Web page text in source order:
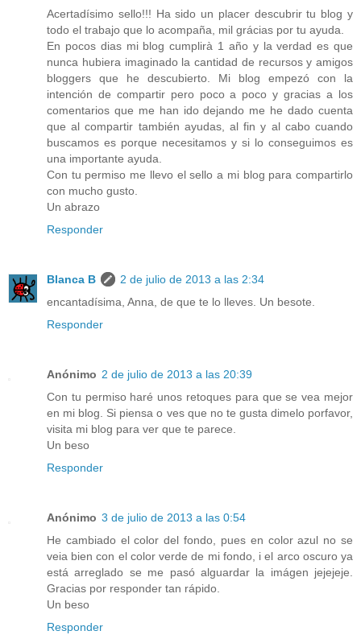
Acertadísimo sello!!! Ha sido un placer descubrir tu blog y
todo el trabajo que lo acompaña, mil grácias por tu ayuda.
En pocos dias mi blog cumplirà 1 año y la verdad es que
nunca hubiera imaginado la cantidad de recursos y amigos
bloggers que he descubierto. Mi blog empezó con la
intención de compartir pero poco a poco y gracias a los
comentarios que me han ido dejando me he dado cuenta
que al compartir también ayudas, al fin y al cabo cuando
buscamos es porque necesitamos y si lo conseguimos es
una importante ayuda.
Con tu permiso me llevo el sello a mi blog para compartirlo
con mucho gusto.
Un abrazo
Responder
Blanca B
2 de julio de 2013 a las 2:34
encantadísima, Anna, de que te lo lleves. Un besote.
Responder
Anónimo 2 de julio de 2013 a las 20:39
Con tu permiso haré unos retoques para que se vea mejor
en mi blog. Si piensa o ves que no te gusta dimelo porfavor,
visita mi blog para ver que te parece.
Un beso
Responder
Anónimo 3 de julio de 2013 a las 0:54
He cambiado el color del fondo, pues en color azul no se
veia bien con el color verde de mi fondo, i el arco oscuro ya
está arreglado se me pasó alguardar la imágen jejejeje.
Gracias por responder tan rápido.
Un beso
Responder